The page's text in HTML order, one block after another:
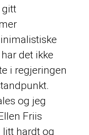
gitt
det ikke
i regjeringen
og jeg
Friis
litt hardt og